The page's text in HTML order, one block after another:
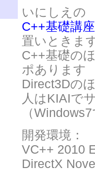
いにしえの
C++基礎講座
置いときま
C++基礎の
ポあります
Direct3Dの
人はKIAIで
（
開発環境：
VC++ 2010
DirectX